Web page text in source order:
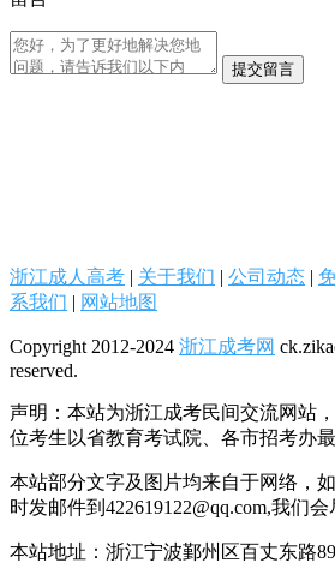
提交留言
浙江成人高考 | 关于我们 | 公司动态 |
系我们 | 网站地图
Copyright 2012-2024 浙江成考网
reserved.
声明：本站为浙江成考民间交流网站
位考生以省教育考试院、各市招考办最
本站部分文字及图片均来自于网络，
时发邮件到422619122@qq.com,我们会
本站地址：浙江宁波鄞州区百丈东路